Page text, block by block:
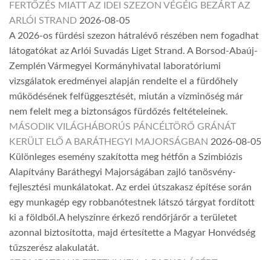
FERTŐZÉS MIATT AZ IDEI SZEZON VÉGÉIG BEZÁRT AZ
ARLÓI STRAND 2026-08-05
A 2026-os fürdési szezon hátralévő részében nem fogadhat
látogatókat az Arlói Suvadás Liget Strand. A Borsod-Abaúj-
Zemplén Vármegyei Kormányhivatal laboratóriumi
vizsgálatok eredményei alapján rendelte el a fürdőhely
működésének felfüggesztését, miután a vízminőség már
nem felelt meg a biztonságos fürdőzés feltételeinek.
MÁSODIK VILÁGHÁBORÚS PÁNCÉLTÖRŐ GRÁNÁT
KERÜLT ELŐ A BARÁTHEGYI MAJORSÁGBAN 2026-08-05
Különleges esemény szakította meg hétfőn a Szimbiózis
Alapítvány Baráthegyi Majorságában zajló tanösvény-
fejlesztési munkálatokat. Az erdei útszakasz építése során
egy munkagép egy robbanótestnek látszó tárgyat fordított
ki a földből.A helyszínre érkező rendőrjárőr a területet
azonnal biztosította, majd értesítette a Magyar Honvédség
tűzszerész alakulatát.